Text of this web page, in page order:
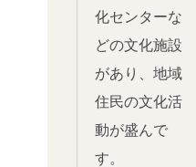
化センターな
どの文化施設
があり、地域
住民の文化活
動が盛んで
す。